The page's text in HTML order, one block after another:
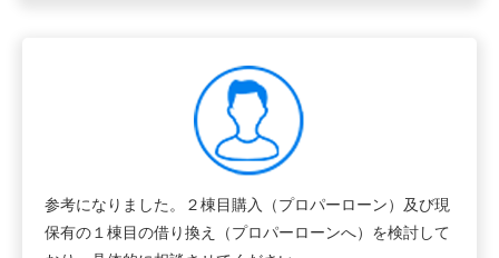
参考になりました。２棟目購入（プロパーローン）及び現
保有の１棟目の借り換え（プロパーローンへ）を検討して